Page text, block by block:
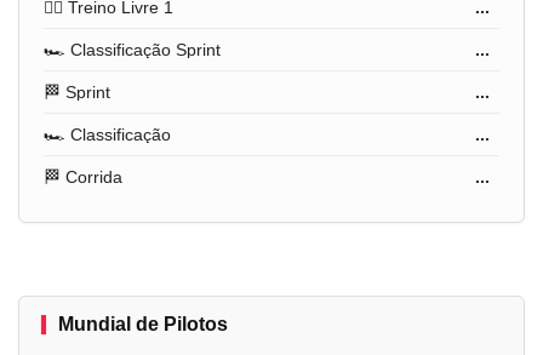
🏋️‍♂️ Treino Livre 1
...
🏎️ Classificação Sprint ...
🏁 Sprint ...
🏎️ Classificação ...
🏁 Corrida ...
Mundial de Pilotos